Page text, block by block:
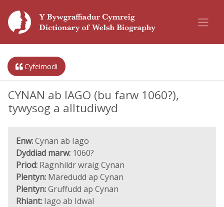
Cyfeirnodi
CYNAN ab IAGO (bu farw 1060?),
tywysog a alltudiwyd
Enw:Cynan ab Iago
Dyddiad marw: 1060?
Priod: Ragnhildr wraig Cynan
Plentyn: Maredudd ap Cynan
Plentyn:Gruffudd ap Cynan
Rhiant: Iago ab Idwal